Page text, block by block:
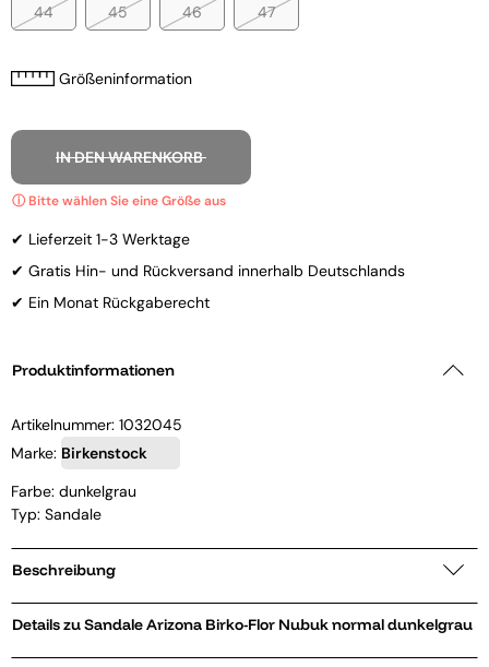
44 45 46 47
Größeninformation
IN DEN WARENKORB
✔ Lieferzeit 1-3 Werktage
✔ Gratis Hin- und Rückversand innerhalb Deutschlands
✔ Ein Monat Rückgaberecht
Produktinformationen
Artikelnummer: 1032045
Marke: Birkenstock
Farbe: dunkelgrau
Typ: Sandale
Beschreibung
Details zu Sandale Arizona Birko-Flor Nubuk normal dunkelgrau